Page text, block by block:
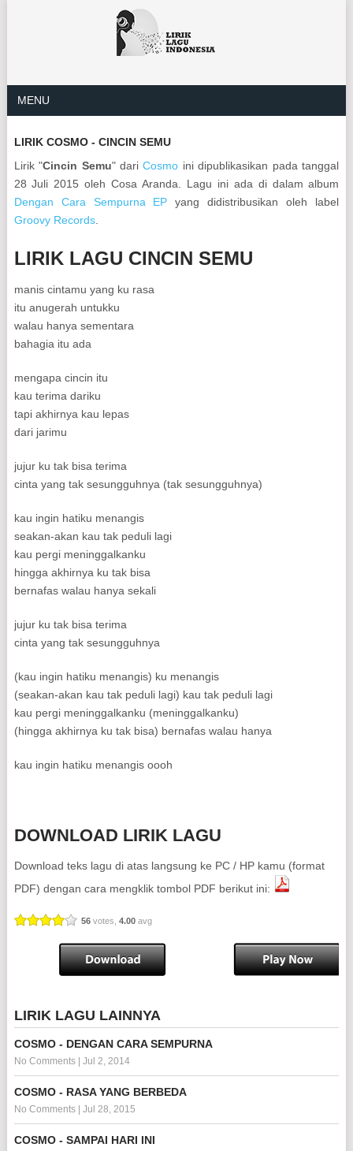
MENU
LIRIK COSMO - CINCIN SEMU
Lirik "Cincin Semu" dariCosmo ini dipublikasikan pada tanggal
28 Juli 2015 oleh Cosa Aranda. Lagu ini ada di dalam album
Dengan Cara Sempurna EP yang didistribusikan oleh label
Groovy Records.
LIRIK LAGU CINCIN SEMU
manis cintamu yang ku rasa
itu anugerah untukku
walau hanya sementara
bahagia itu ada
mengapa cincin itu
kau terima dariku
tapi akhirnya kau lepas
dari jarimu
jujur ku tak bisa terima
cinta yang tak sesungguhnya (tak sesungguhnya)
kau ingin hatiku menangis
seakan-akan kau tak peduli lagi
kau pergi meninggalkanku
hingga akhirnya ku tak bisa
bernafas walau hanya sekali
jujur ku tak bisa terima
cinta yang tak sesungguhnya
(kau ingin hatiku menangis) ku menangis
(seakan-akan kau tak peduli lagi) kau tak peduli lagi
kau pergi meninggalkanku (meninggalkanku)
(hingga akhirnya ku tak bisa) bernafas walau hanya
kau ingin hatiku menangis oooh
DOWNLOAD LIRIK LAGU
Download teks lagu di atas langsung ke PC / HP kamu (format
PDF) dengan cara mengklik tombol PDF berikut ini:
56votes, 4.00avg
LIRIK LAGU LAINNYA
COSMO - DENGAN CARA SEMPURNA
No Comments| Jul 2, 2014
COSMO - RASA YANG BERBEDA
No Comments| Jul 28, 2015
COSMO - SAMPAI HARI INI